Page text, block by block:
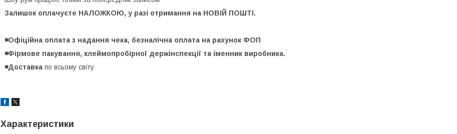
Залишок оплачуєте НАЛОЖКОЮ, у разі отримання на НОВІЙ ПОШТІ.
◾️Офіційна оплата з надання чека, безналічна оплата на рахунок ФОП
◾️Фірмове пакування, клеймопробірної держінспекції та іменник виробника.
◾️Доставка по всьому світу
Характеристики